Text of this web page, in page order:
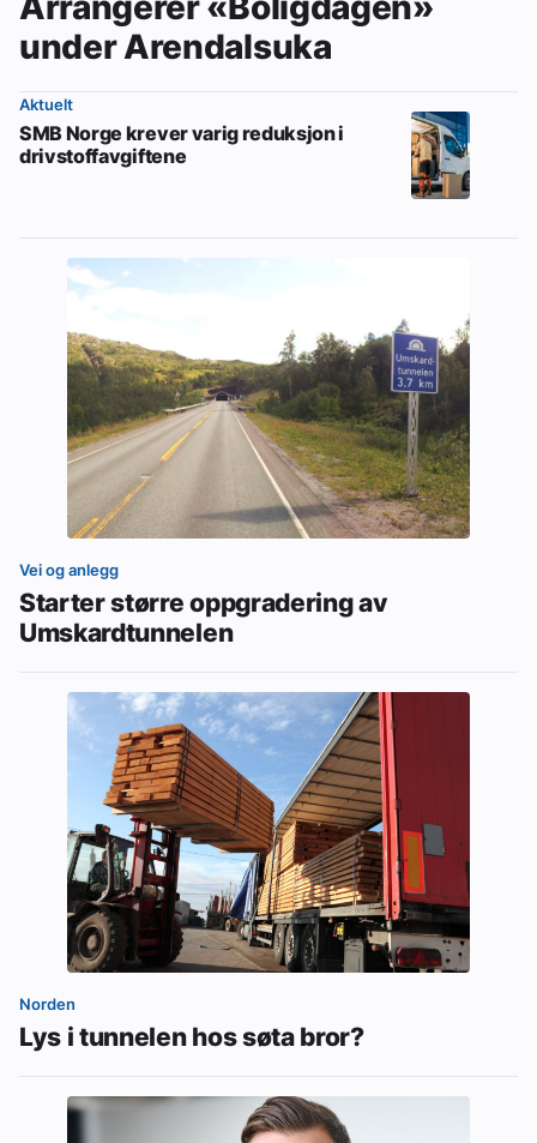
under Arendalsuka
Aktuelt
SMB Norge krever varig reduksjon i
drivstoffavgiftene
Vei og anlegg
Starter større oppgradering av
Umskardtunnelen
Norden
Lys i tunnelen hos søta bror?